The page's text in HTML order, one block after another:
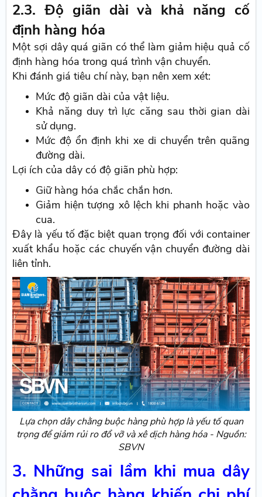
2.3. Độ giãn dài và khả năng cố
định hàng hóa
Một sợi dây quá giãn có thể làm giảm hiệu quả cố
định hàng hóa trong quá trình vận chuyển.
Khi đánh giá tiêu chí này, bạn nên xem xét:
Mức độ giãn dài của vật liệu.
Khả năng duy trì lực căng sau thời gian dài
sử dụng.
Mức độ ổn định khi xe di chuyển trên quãng
đường dài.
Lợi ích của dây có độ giãn phù hợp:
Giữ hàng hóa chắc chắn hơn.
Giảm hiện tượng xô lệch khi phanh hoặc vào
cua.
Đây là yếu tố đặc biệt quan trọng đối với container
xuất khẩu hoặc các chuyến vận chuyển đường dài
liên tỉnh.
Lựa chọn dây chằng buộc hàng phù hợp là yếu tố quan
trọng để giảm rủi ro đổ vỡ và xê dịch hàng hóa - Nguồn:
SBVN
3. Những sai lầm khi mua dây